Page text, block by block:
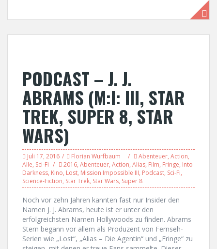
PODCAST – J. J.
ABRAMS (M:I: III, STAR
TREK, SUPER 8, STAR
WARS)
Juli 17, 2016 Florian Wurfbaum Abenteuer, Action,
Alle, Sci-Fi 2016, Abenteuer, Action, Alias, Film, Fringe, Into
Darkness, Kino, Lost, Mission Impossible III, Podcast, Sci-Fi,
Science-Fiction, Star Trek, Star Wars, Super 8
Noch vor zehn Jahren kannten fast nur Insider den
Namen J. J. Abrams, heute ist er unter den
erfolgreichsten Namen Hollywoods zu finden. Abrams
Stern begann vor allem als Produzent von Fernseh-
Serien wie „Lost“, „Alias – Die Agentin“ und „Fringe“ zu